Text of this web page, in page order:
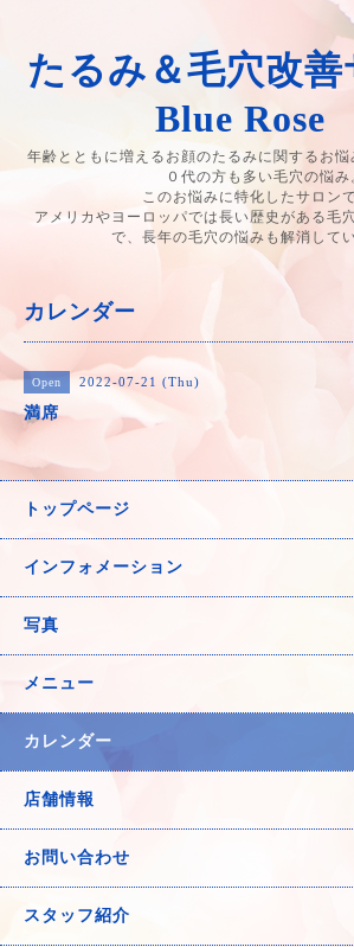
たるみ＆毛穴改
Blue Rose
年齢とともに増えるお顔のたるみに関するお悩
０代の方も多い毛穴の悩み
このお悩みに特化したサロンで
アメリカやヨーロッパでは長い歴史がある毛
で、長年の毛穴の悩みも解消して
カレンダー
Open 2022-07-21 (Thu)
満席
トップページ
インフォメーション
写真
メニュー
カレンダー
店舗情報
お問い合わせ
スタッフ紹介